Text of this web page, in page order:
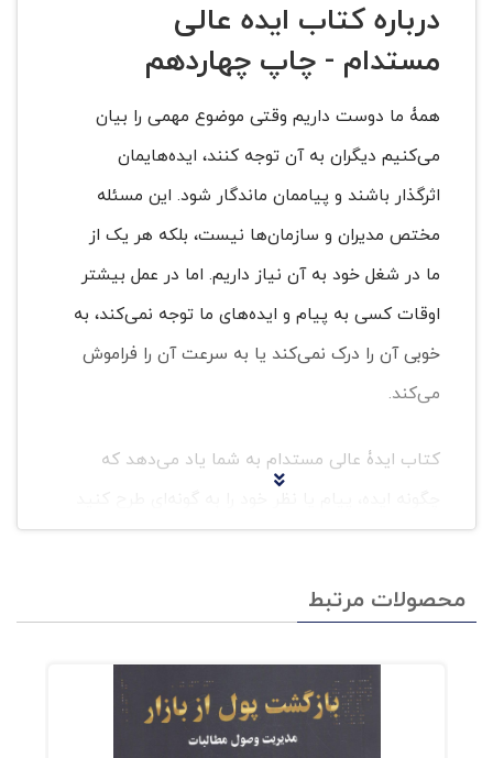
درباره کتاب ایده عالی
مستدام - چاپ چهاردهم
همۀ ما دوست داریم وقتی موضوع مهمی را بیان
می‌کنیم دیگران به آن توجه کنند، ایده‌هایمان
اثرگذار باشند و پیاممان ماندگار شود. این مسئله
مختص مدیران و سازمان‌ها نیست، بلکه هر یک از
ما در شغل خود به آن نیاز داریم. اما در عمل بیشتر
اوقات کسی به پیام و ایده‌های ما توجه نمی‌کند، به
خوبی آن را درک نمی‌کند یا به سرعت آن را فراموش
می‌کند.
کتاب‌ ایدۀ عالی مستدام به شما یاد می‌دهد که
که اثرگذار باشد و به خاطر سپرده شود. نویسندگان
بعضی از ایده‌ها موفق می‌شوند درحالیکه بقیه
بررسی بیش از صدها ایدۀ ماندگار متوجه شدند که
شش اصل مشابه در بیشتر این ایده‌های ماندگار
محصولات مرتبط